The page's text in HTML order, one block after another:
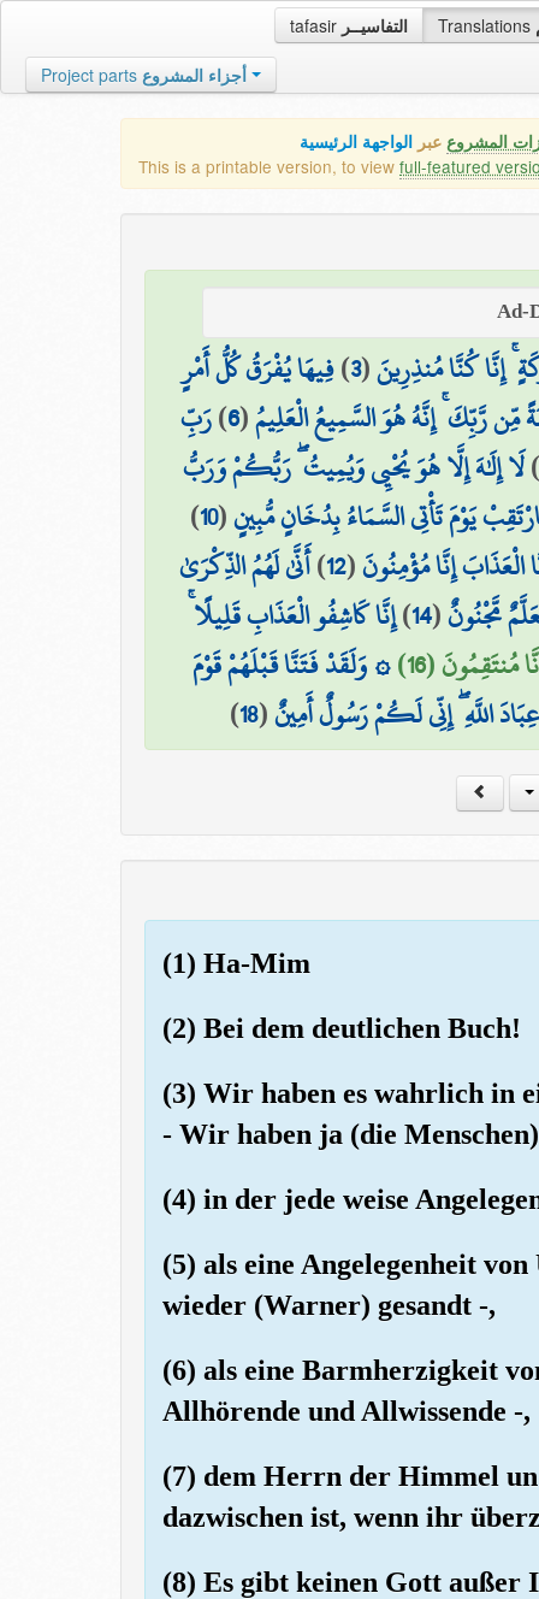
tafasir التفاسيــر Translations
Project parts أجزاء المشروع
المشروع عبر الواجهة الرئيسية
This is a printable version, to view full-featured
إِنَّا كُنَّا مُنذِرِينَ(
3
)فِيهَا يُفْرَقُ كُلُّ أَمْرٍ
مِّن رَّبِّكَ ۚ إِنَّهُ هُوَ السَّمِيعُ الْعَلِيمُ(
6
)رَبِّ
)لَا إِلَٰهَ إِلَّا هُوَ يُحْيِي وَيُمِيتُ ۖ رَبُّكُمْ وَرَبُّ
يَوْمَ تَأْتِي السَّمَاءُ بِدُخَانٍ مُّبِينٍ(
10
)
إِنَّا مُؤْمِنُونَ(
12
)أَنَّىٰ لَهُمُ الذِّكْرَىٰ
مَّجْنُونٌ(
14
)إِنَّا كَاشِفُو الْعَذَابِ قَلِيلًا ۚ
(16)
۞ وَلَقَدْ فَتَنَّا قَبْلَهُمْ قَوْمَ
اللَّهِ ۖ إِنِّي لَكُمْ رَسُولٌ أَمِينٌ(
18
)
(1) Ha-Mim
(2) Bei dem deutlichen Buch!
(3) Wir haben es wahrlich in
- Wir haben ja (die
(4) in der jede weise
(5) als eine Angelegenheit
wieder (Warner) gesandt -,
(6) als eine Barmherzigkeit
Allhörende und Allwissende -,
(7) dem Herrn der Himmel
dazwischen ist, wenn ihr
(8) Es gibt keinen Gott außer